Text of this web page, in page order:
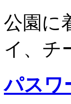
公園に
イ、チ
パス